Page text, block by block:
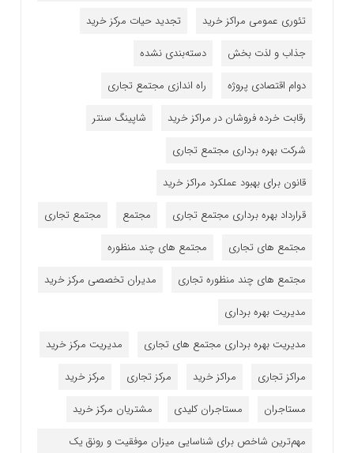
تئوری عمومی مراکز خرید
تجدید حیات مرکز خرید
جذاب و لذت بخش
دسته‌بندی نشده
دوام اقتصادی پروژه
راه اندازی مجتمع تجاری
رقابت خرده فروشان در مراکز خرید
شاپینگ سنتر
شرکت بهره برداری مجتمع تجاری
قانون برای بهبود عملکرد مراکز خرید
قرارداد بهره برداری مجتمع تجاری
مجتمع
مجتمع تجاری
مجتمع های تجاری
مجتمع های چند منظوره
مجتمع های چند منظوره تجاری
مدیران تخصصی مرکز خرید
مدیریت بهره برداری
مدیریت بهره برداری مجتمع های تجاری
مدیریت مرکز خرید
مراکز تجاری
مراکز خرید مرکز تجاری
مرکز خرید
مستاجران
مستاجران کلیدی
مشتریان مرکز خرید
مهم‌ترین شاخص برای شناسایی میزان موفقیت و رونق یک